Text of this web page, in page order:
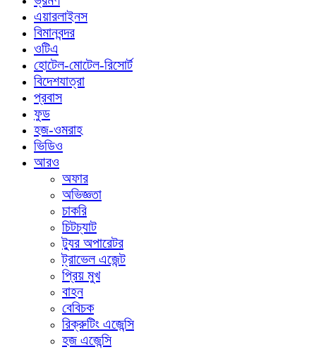
এয়ারলাইনস
বিমানবন্দর
ওটিএ
হোটেল-মোটেল-রিসোর্ট
বিদেশযাত্রা
প্রবাস
ফুড
হজ-ওমরাহ
ভিডিও
আরও
অফার
অভিজ্ঞতা
চাকরি
চিটচ্যাট
ট্যুর অপারেটর
ট্রাভেল এজেন্ট
প্রিয় মুখ
বাহন
বেবিচক
রিক্রুটিং এজেন্সি
হজ এজেন্সি